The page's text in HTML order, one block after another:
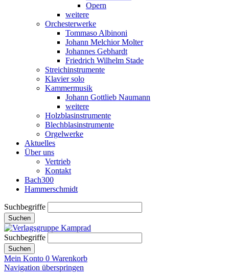
Opern
weitere
Orchesterwerke
Tommaso Albinoni
Johann Melchior Molter
Johannes Gebhardt
Friedrich Wilhelm Stade
Streichinstrumente
Klavier solo
Kammermusik
Johann Gottlieb Naumann
weitere
Holzblasinstrumente
Blechblasinstrumente
Orgelwerke
Aktuelles
Über uns
Vertrieb
Kontakt
Bach300
Hammerschmidt
Suchbegriffe
Suchen
Suchbegriffe
Suchen
Mein Konto 0 Warenkorb
Navigation überspringen